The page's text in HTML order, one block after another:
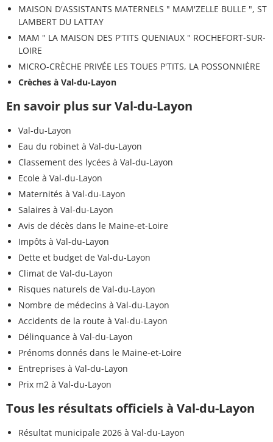
MAISON D'ASSISTANTS MATERNELS " MAM'ZELLE BULLE ", ST
LAMBERT DU LATTAY
MAM " LA MAISON DES P'TITS QUENIAUX " ROCHEFORT-SUR-
LOIRE
MICRO-CRÈCHE PRIVÉE LES TOUES P'TITS, LA POSSONNIÈRE
Crèches à Val-du-Layon
En savoir plus sur Val-du-Layon
Val-du-Layon
Eau du robinet à Val-du-Layon
Classement des lycées à Val-du-Layon
Ecole à Val-du-Layon
Maternités à Val-du-Layon
Salaires à Val-du-Layon
Avis de décès dans le Maine-et-Loire
Impôts à Val-du-Layon
Dette et budget de Val-du-Layon
Climat de Val-du-Layon
Risques naturels de Val-du-Layon
Nombre de médecins à Val-du-Layon
Accidents de la route à Val-du-Layon
Délinquance à Val-du-Layon
Prénoms donnés dans le Maine-et-Loire
Entreprises à Val-du-Layon
Prix m2 à Val-du-Layon
Tous les résultats officiels à Val-du-Layon
Résultat municipale 2026 à Val-du-Layon